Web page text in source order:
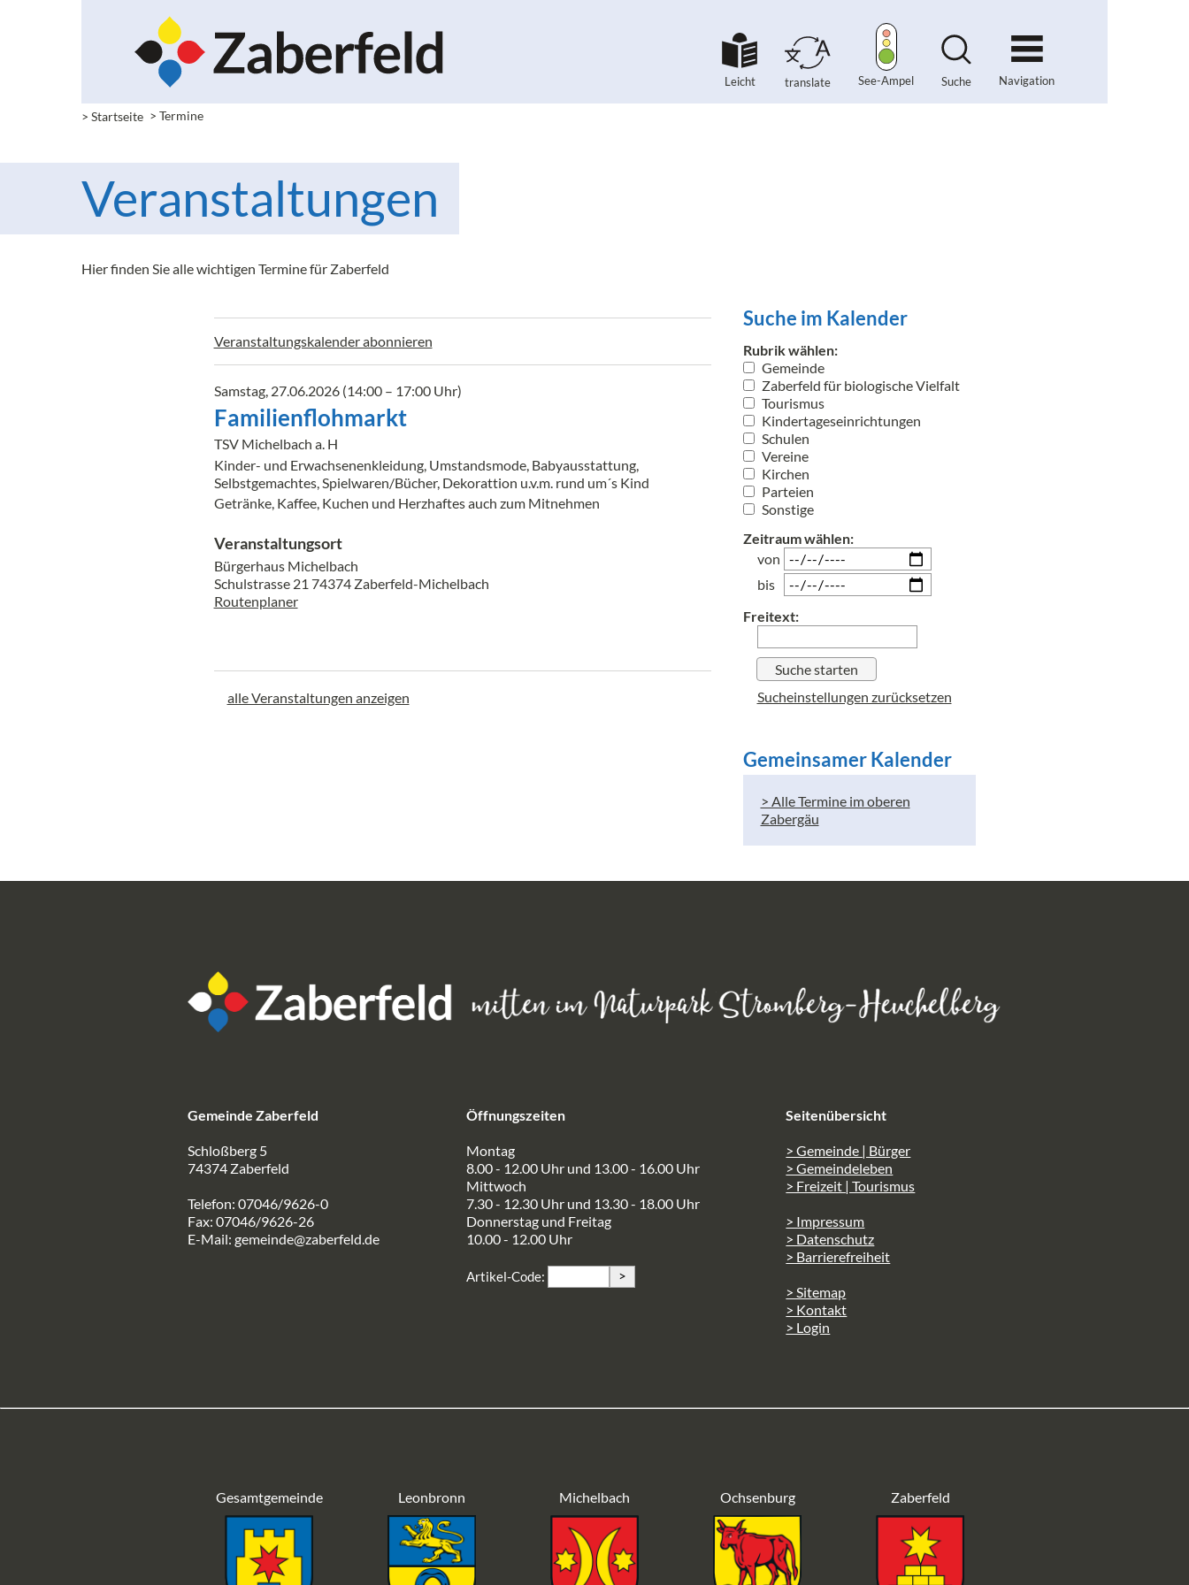
Leicht translate See-Ampel Suche Navigation
> Startseite > Termine
Veranstaltungen
Hier finden Sie alle wichtigen Termine für Zaberfeld
Suche im Kalender
Rubrik wählen:
Gemeinde
Zaberfeld für biologische Vielfalt
Tourismus
Kindertageseinrichtungen
Schulen
Vereine
Kirchen
Parteien
Sonstige
Zeitraum wählen:
von
bis
Freitext:
Sucheinstellungen zurücksetzen
Gemeinsamer Kalender
> Alle Termine im oberen
Zabergäu
Veranstaltungskalender abonnieren
Samstag, 27.06.2026 (14:00 – 17:00 Uhr)
Familienflohmarkt
TSV Michelbach a. H
Kinder- und Erwachsenenkleidung, Umstandsmode, Babyausstattung,
Selbstgemachtes, Spielwaren/Bücher, Dekorattion u.v.m. rund um´s Kind
Getränke, Kaffee, Kuchen und Herzhaftes auch zum Mitnehmen
Veranstaltungsort
Bürgerhaus Michelbach
Schulstrasse 21 74374 Zaberfeld-Michelbach
Routenplaner
alle Veranstaltungen anzeigen
Gemeinde Zaberfeld
Schloßberg 5
74374 Zaberfeld
Telefon: 07046/9626-0
Fax: 07046/9626-26
E-Mail: gemeinde@zaberfeld.de
Öffnungszeiten
Montag
8.00 - 12.00 Uhr und 13.00 - 16.00 Uhr
Mittwoch
7.30 - 12.30 Uhr und 13.30 - 18.00 Uhr
Donnerstag und Freitag
10.00 - 12.00 Uhr
Artikel-Code: >
Seitenübersicht
> Gemeinde | Bürger
> Gemeindeleben
> Freizeit | Tourismus
> Impressum
> Datenschutz
> Barrierefreiheit
> Sitemap
> Kontakt
> Login
Gesamtgemeinde Leonbronn Michelbach Ochsenburg Zaberfeld